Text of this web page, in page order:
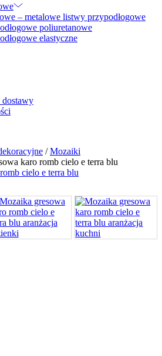
– metalowe listwy przypodłogowe
poliuretanowe
elastyczne
dostawy
/Mozaiki
karo romb cielo e terra blu